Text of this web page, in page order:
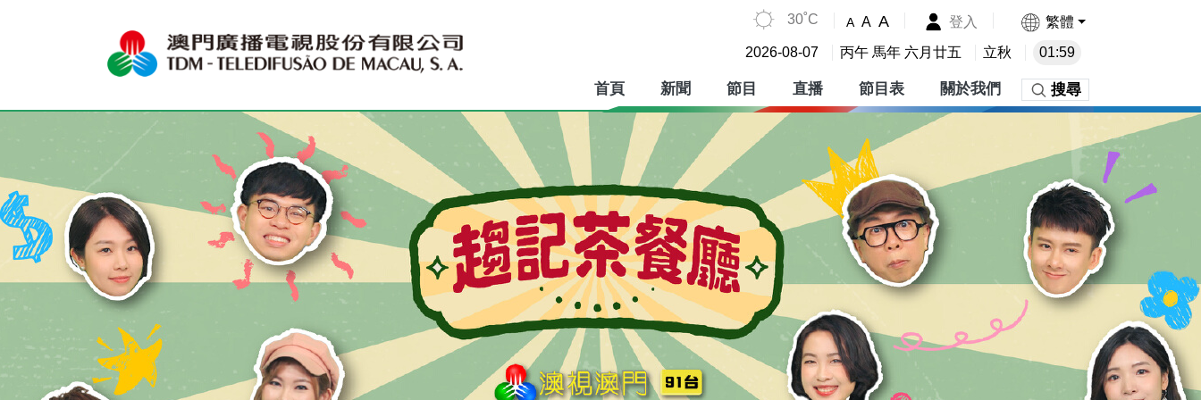
30˚C A A A 登入 繁體
2026-08-07 丙午 馬年 六月廿五 立秋 01:59
首頁 新聞 節目 直播 節目表 關於我們 搜尋
澳門廣播電視股份有限公司 - 首頁
趨記茶餐廳